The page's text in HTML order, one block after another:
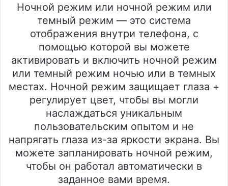
Ночной режим или ночной режим или
темный режим — это система
отображения внутри телефона, с
помощью которой вы можете
активировать и включить ночной режим
или темный режим ночью или в темных
местах. Ночной режим защищает глаза +
регулирует цвет, чтобы вы могли
наслаждаться уникальным
пользовательским опытом и не
напрягать глаза из-за яркости экрана. Вы
можете запланировать ночной режим,
чтобы он работал автоматически в
заданное вами время.